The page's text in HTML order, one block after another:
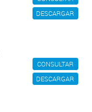
DESCARGAR
CONSULTAR
DESCARGAR